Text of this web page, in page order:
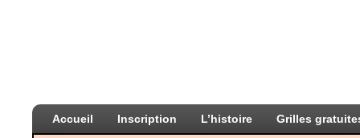
Accueil Inscription L’histoire Grilles